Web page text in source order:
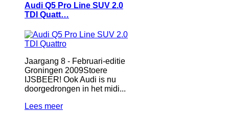
Audi Q5 Pro Line SUV 2.0
TDI Quatt…
Jaargang 8 - Februari-editie
Groningen 2009Stoere
IJSBEER! Ook Audi is nu
doorgedrongen in het midi...
Lees meer